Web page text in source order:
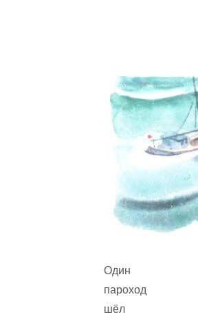
Один
пароход
шёл